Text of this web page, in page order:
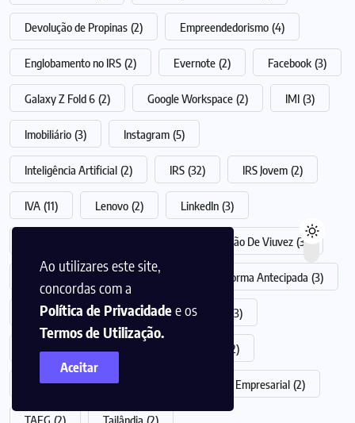
Ao utilizares este site,
concordas com a
Política de Privacidadee os
Termos de Utilização.
Aceitar
Devolução de Propinas (2) Empreendedorismo (4)
Englobamento no IRS (2) Evernote (2) Facebook (3)
Galaxy Z Fold 6 (2) Google Workspace (2) IMI (3)
Imobiliário (3) Instagram (5)
Inteligência Artificial (2) IRS (32) IRS Jovem (2)
IVA (11) Lenovo (2) LinkedIn (3)
Pensão De Viuvez (3)
Redes Sociais Reforma Antecipada (3)
Relações e Longevidade (2) Samsung (3)
Seguros (3) Subsídio de Desemprego (2)
Subsídio de Férias (3) Sustentabilidade Empresarial (2)
TAEG (2) Tailândia (2)